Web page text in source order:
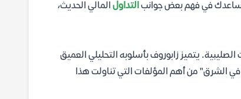
تساعدك في فهم بعض جوانبالتداول المالي الحديث،
يتميز زابوروف بأسلوبه التحليلي العميق
في الشرق" من أهم المؤلفات التي تناولت هذا